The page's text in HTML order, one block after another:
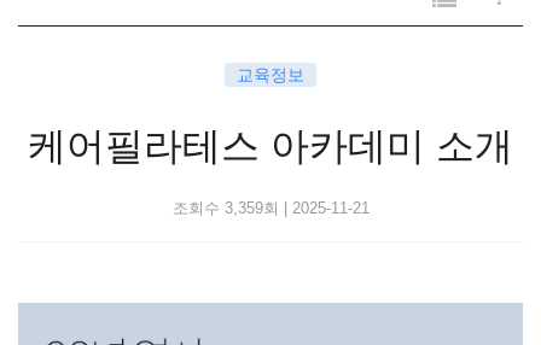
교육정보
케어필라테스 아카데미 소개
조회수 3,359회 2025-11-21